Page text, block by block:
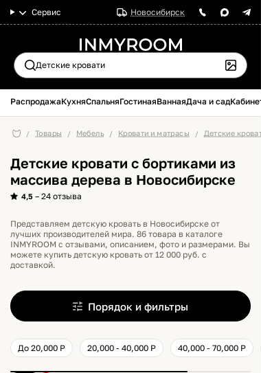
Сервис Новосибирск
РаспродажаКухняСпальняГостинаяВаннаяДача и садКабинет
Товары Мебель Кровати и матрасы Детские
Детские кровати с бортиками из
массива дерева в Новосибирске
4,5 – 24 отзыва
Представляем детскую кровать в Новосибирске от
лучших производителей мира. 86 товара в каталоге
INMYROOM с отзывами, описанием, фото и размерами. Вы
можете купить детскую кровать от 12 000 руб. с
доставкой.
Порядок и фильтры
До 20,000 Р 20,000 - 40,000 Р 40,000 - 70,000 Р